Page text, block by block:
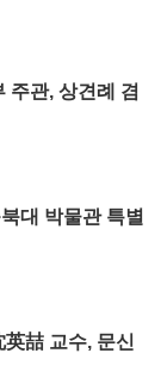
주관, 상견례 겸
대 박물관 특별
喆 교수, 문신